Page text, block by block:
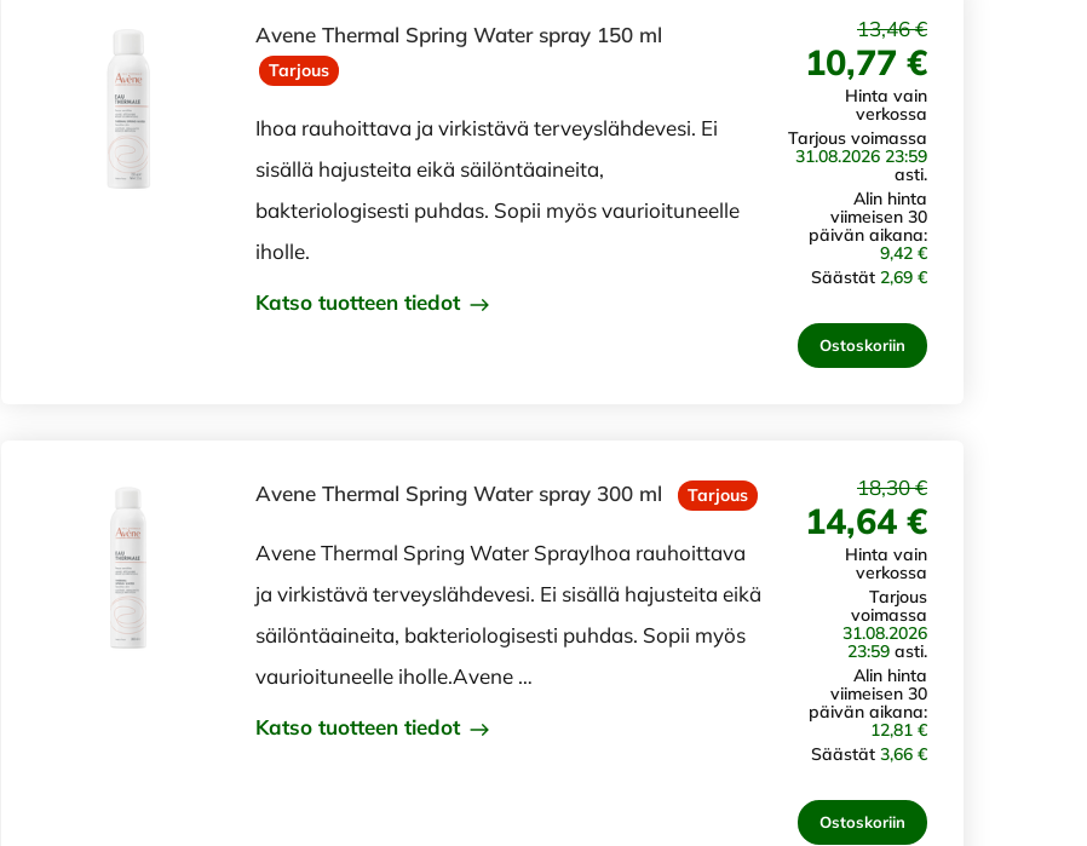
Avene Thermal Spring Water spray 150 ml
Tarjous
Ihoa rauhoittava ja virkistävä terveyslähdevesi. Ei
sisällä hajusteita eikä säilöntäaineita,
bakteriologisesti puhdas. Sopii myös vaurioituneelle
iholle.
Katso tuotteen tiedot
13,46 €
10,77 €
Hinta vain
verkossa
Tarjous voimassa
31.08.2026 23:59
asti.
Alin hinta
viimeisen 30
päivän aikana:
9,42 €
Säästät 2,69 €
Ostoskoriin
Avene Thermal Spring Water spray 300 ml Tarjous
Avene Thermal Spring Water SprayIhoa rauhoittava
ja virkistävä terveyslähdevesi. Ei sisällä hajusteita eikä
säilöntäaineita, bakteriologisesti puhdas. Sopii myös
vaurioituneelle iholle.Avene …
Katso tuotteen tiedot
18,30 €
14,64 €
Hinta vain
verkossa
Tarjous
voimassa
31.08.2026
23:59 asti.
Alin hinta
viimeisen 30
päivän aikana:
12,81 €
Säästät 3,66 €
Ostoskoriin